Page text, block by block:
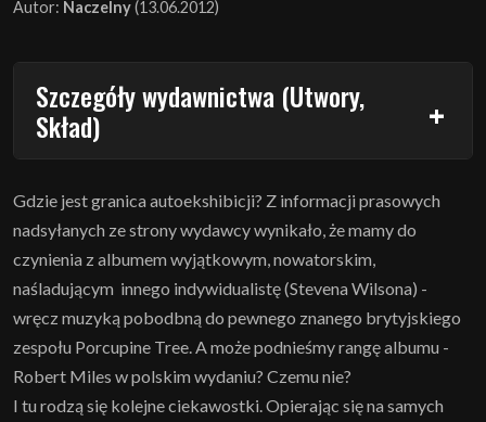
Autor: Naczelny(13.06.2012)
Szczegóły wydawnictwa (Utwory,
Skład)
Gdzie jest granica autoekshibicji? Z informacji prasowych
nadsyłanych ze strony wydawcy wynikało, że mamy do
czynienia z albumem wyjątkowym, nowatorskim,
naśladującym innego indywidualistę (Stevena Wilsona) -
wręcz muzyką pobodbną do pewnego znanego brytyjskiego
zespołu Porcupine Tree. A może podnieśmy rangę albumu -
Robert Miles w polskim wydaniu? Czemu nie?
I tu rodzą się kolejne ciekawostki. Opierając się na samych